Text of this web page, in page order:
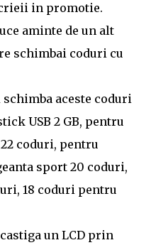
in promotie.
aminte de un alt
schimbai coduri cu
aceste coduri
USB 2 GB, pentru
coduri, pentru
sport 20 coduri,
18 coduri pentru
un LCD prin